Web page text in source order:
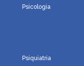
Psicologia
Psiquiatria